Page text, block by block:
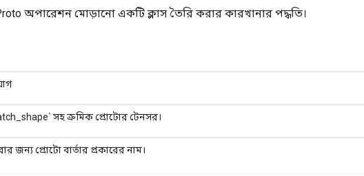
অপারেশন মোড়ানো একটি ক্লাস তৈরি করার কারখানার পদ্ধতি।
সহ ক্রমিক প্রোটোর টেনসর।
জন্য প্রোটো বার্তার প্রকারের নাম।